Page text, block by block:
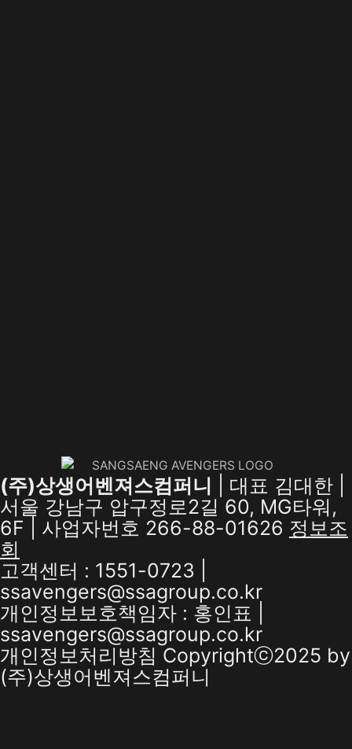
(주)상생어벤져스컴퍼니 | 대표 김대한 |
서울 강남구 압구정로2길 60, MG타워,
6F | 사업자번호 266-88-01626 정보조
회
고객센터 : 1551-0723 |
ssavengers@ssagroup.co.kr
개인정보보호책임자 : 홍인표 |
ssavengers@ssagroup.co.kr
개인정보처리방침 Copyrightⓒ2025 by
(주)상생어벤져스컴퍼니